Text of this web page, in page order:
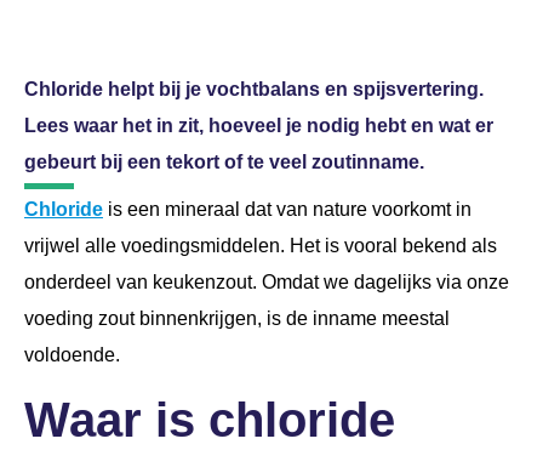
Chloride helpt bij je vochtbalans en spijsvertering.
Lees waar het in zit, hoeveel je nodig hebt en wat er
gebeurt bij een tekort of te veel zoutinname.
Chloride is een mineraal dat van nature voorkomt in
vrijwel alle voedingsmiddelen. Het is vooral bekend als
onderdeel van keukenzout. Omdat we dagelijks via onze
voeding zout binnenkrijgen, is de inname meestal
voldoende.
Waar is chloride